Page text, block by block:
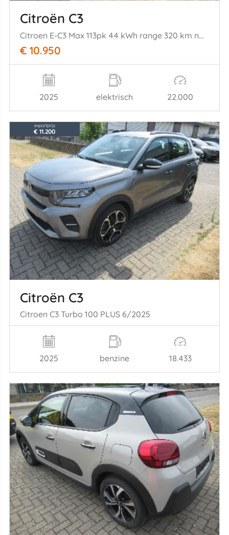
Citroën C3
Citroen E-C3 Max 113pk 44 kWh range 320 km nwpr € 30000
€ 10.950
2025 elektrisch 22.000
exportprijs
€ 11.200
Citroën C3
Citroen C3 Turbo 100 PLUS 6/2025
2025 benzine 18.433